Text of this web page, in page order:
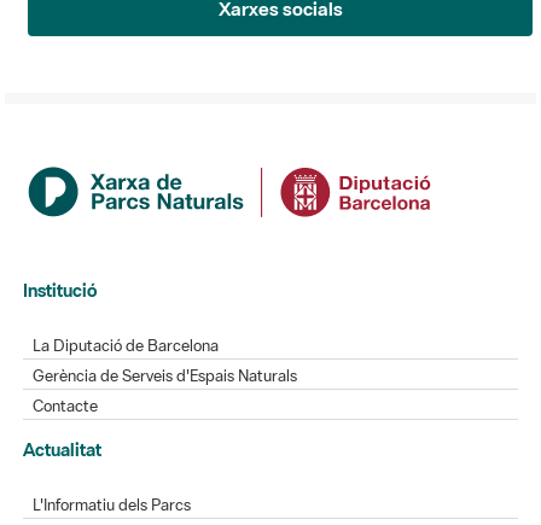
Xarxes socials
Institució
La Diputació de Barcelona
Gerència de Serveis d'Espais Naturals
Contacte
Actualitat
L'Informatiu dels Parcs